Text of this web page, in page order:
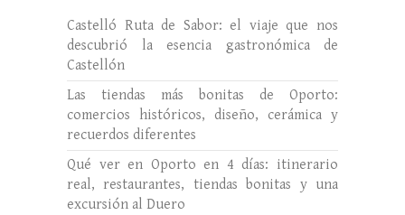
Castelló Ruta de Sabor: el viaje que nos
descubrió la esencia gastronómica de
Castellón
Las tiendas más bonitas de Oporto:
comercios históricos, diseño, cerámica y
recuerdos diferentes
Qué ver en Oporto en 4 días: itinerario
real, restaurantes, tiendas bonitas y una
excursión al Duero